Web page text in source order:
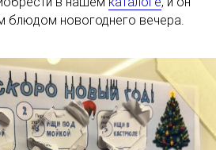
блюдом новогоднего вечера.